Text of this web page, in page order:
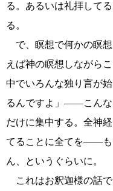
る。あるいは礼拝して
る。
で、瞑想で何かの瞑想
えば神の瞑想しながら
中でいろんな独り言が
るんですよ」――こんな
だけに集中する。全神
てることに全てを――も
ん、というぐらいに。
これはお釈迦様の話